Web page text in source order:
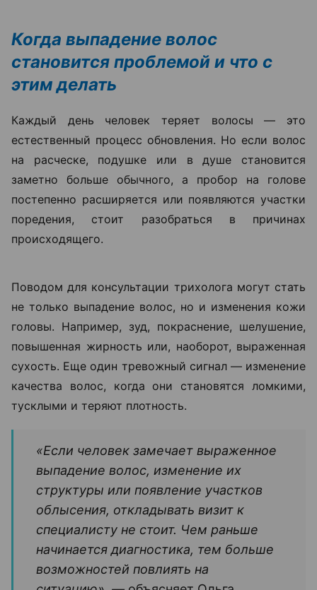
Когда выпадение волос
становится проблемой и что с
этим делать
Каждый день человек теряет волосы — это
естественный процесс обновления. Но если волос
на расческе, подушке или в душе становится
заметно больше обычного, а пробор на голове
постепенно расширяется или появляются участки
поредения, стоит разобраться в причинах
происходящего.
не только выпадение волос, но и изменения кожи
головы. Например, зуд, покраснение, шелушение,
повышенная жирность или, наоборот, выраженная
сухость. Еще один тревожный сигнал — изменение
качества волос, когда они становятся ломкими,